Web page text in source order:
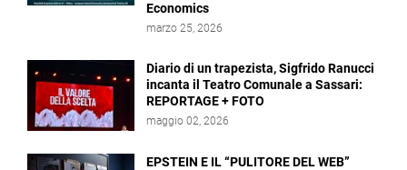
Economics
marzo 25, 2026
Diario di un trapezista, Sigfrido Ranucci
incanta il Teatro Comunale a Sassari:
REPORTAGE + FOTO
maggio 02, 2026
EPSTEIN E IL “PULITORE DEL WEB”